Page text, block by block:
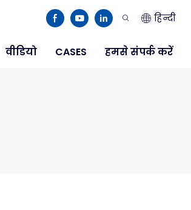
हिन्दी
वीडियो CASES हमसे संपर्क करें